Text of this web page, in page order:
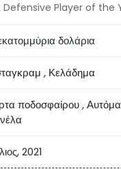
Defensive Player of the
δολάρια
, Κελάδημα
ποδοσφαίρου,
2021